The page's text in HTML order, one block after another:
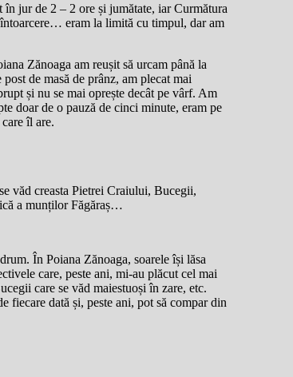
jur de 2 – 2 ore și jumătate, iar Curmătura
eram la limită cu timpul, dar am
Zănoaga am reușit să urcam până la
de masă de prânz, am plecat mai
și nu se mai oprește decât pe vârf. Am
doar de o pauză de cinci minute, eram pe
îl are.
văd creasta Pietrei Craiului, Bucegii,
a munților Făgăraș…
În Poiana Zănoaga, soarele își lăsa
care, peste ani, mi-au plăcut cel mai
care se văd maiestuoși în zare, etc.
fiecare dată și, peste ani, pot să compar din